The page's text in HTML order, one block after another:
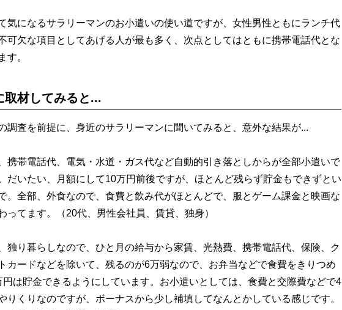
気になるサラリーマンのお小遣いの使い道ですが、女性男性ともにランチ代
可欠な項目としてあげる人が最も多く、次点としてはともに携帯電話代とな
す。
取材してみると...
調査を前提に、身近のサラリーマンに聞いてみると、意外な結果が...
携帯電話代、電気・水道・ガス代など自動的引き落としからが全部小遣いで
だいたい、月額にして10万円前後ですが、ほとんど残らず貯金もできずとい
。全部、外食なので、食費と飲み代がほとんどで、服とゲーム課金と映画な
ってます。（20代、男性会社員、賃貸、独身）
独り暮らしなので、ひと月の給与から家賃、光熱費、携帯電話代、保険、ク
カードなどを除いて、残るのが6万弱なので、お弁当などで食費をきりつめ
円は貯金できるようにしています。お小遣いとしては、食費と交際費などで4
りくりなのですが、ボーナスから少し補填してなんとかしている感じです。